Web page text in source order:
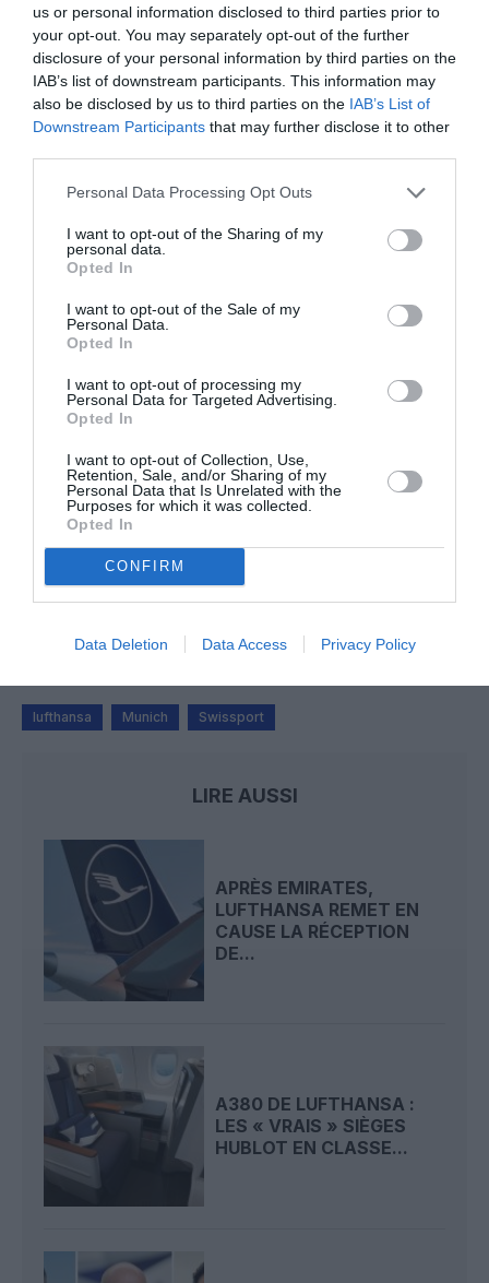
us or personal information disclosed to third parties prior to
your opt-out. You may separately opt-out of the further
disclosure of your personal information by third parties on the
IAB’s list of downstream participants. This information may
also be disclosed by us to third parties on the IAB’s List of
Downstream Participants that may further disclose it to other
Personal Data Processing Opt Outs
I want to opt-out of the Sharing of my
personal data.
Opted In
I want to opt-out of the Sale of my
Personal Data.
Opted In
I want to opt-out of processing my
Personal Data for Targeted Advertising.
Opted In
I want to opt-out of Collection, Use,
Retention, Sale, and/or Sharing of my
Personal Data that Is Unrelated with the
Purposes for which it was collected.
Opted In
CONFIRM
Data Deletion Data Access Privacy Policy
Appel aux lecteurs !
Soutenez Air Journal participezà son
développement !
Pyramides, croisières et mer Rouge : l’Égypte mise sur
une saison record malgré le contexte géopolitique
TFFRYYZa commenté l'article :
Pointe‑à‑Pitre – Panama City : Air France ouvre un pont
lufthansa Munich Swissport
LIRE AUSSI
APRÈS EMIRATES,
LUFTHANSA REMET EN
CAUSE LA RÉCEPTION
DE...
A380 DE LUFTHANSA :
LES « VRAIS » SIÈGES
HUBLOT EN CLASSE...